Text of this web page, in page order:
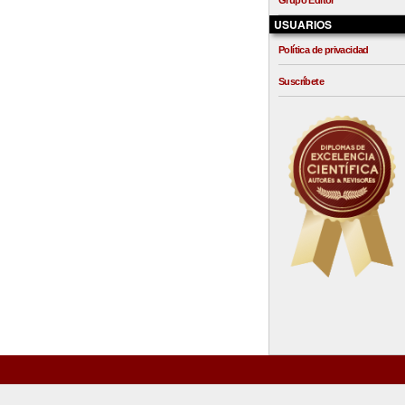
USUARIOS
Política de privacidad
Suscríbete